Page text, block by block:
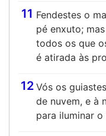
11 Fendestes o
pé enxuto;
todos os que
é atirada às
12 Vós os
de nuvem, e à
para iluminar